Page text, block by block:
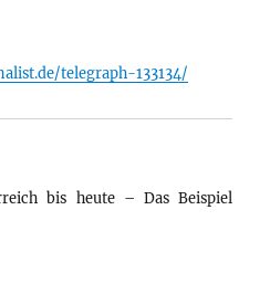
telegraph-133134/
bis heute – Das Beispiel